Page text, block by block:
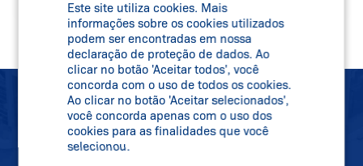
SCHMERSAL
NEWSLETTER
Este site utiliza cookies. Mais
informações sobre os cookies utilizados
podem ser encontradas em nossa
declaração de proteção de dados. Ao
clicar no botão 'Aceitar todos', você
concorda com o uso de todos os cookies.
Ao clicar no botão 'Aceitar selecionados',
você concorda apenas com o uso dos
cookies para as finalidades que você
selecionou.